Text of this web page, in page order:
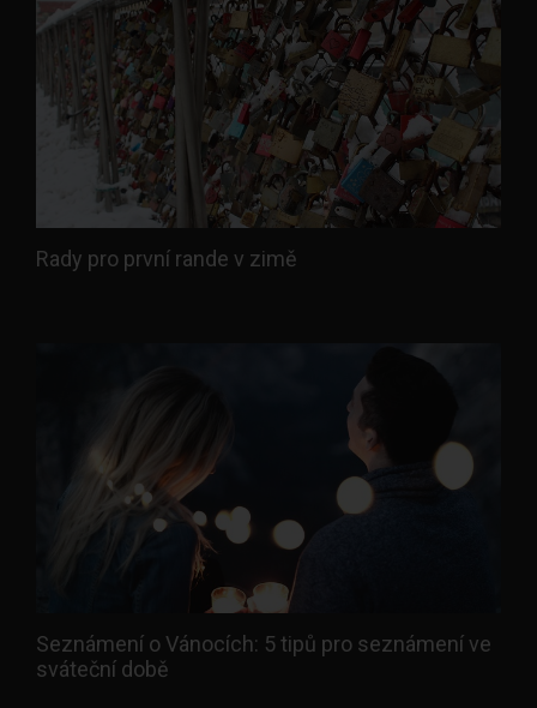
Rady pro první rande v zimě
Seznámení o Vánocích: 5 tipů pro seznámení ve
sváteční době